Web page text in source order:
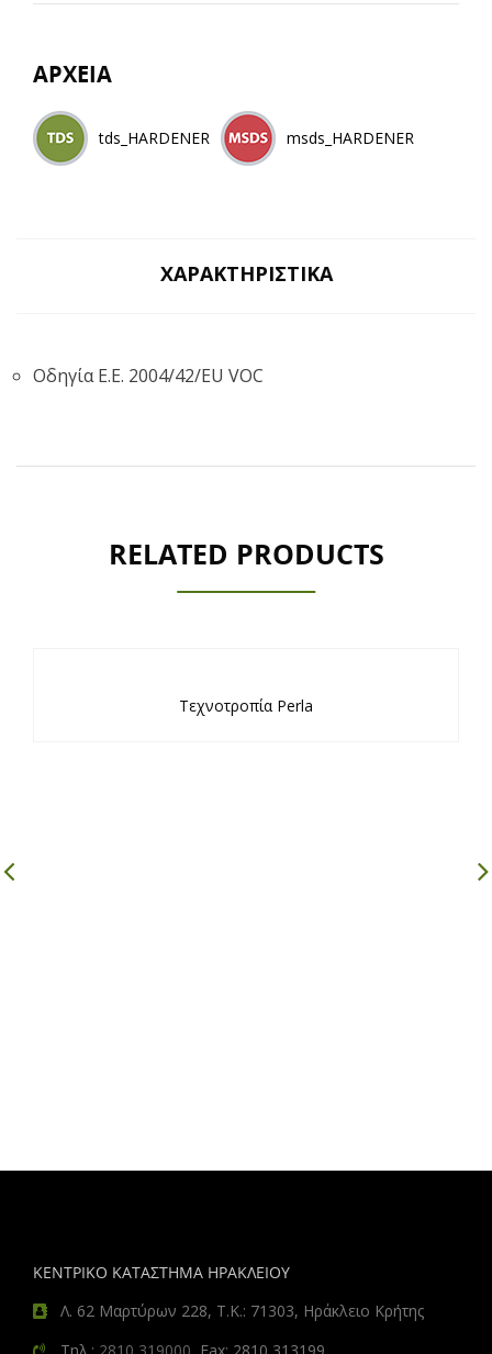
ΑΡΧΕΙΑ
tds_HARDENER msds_HARDENER
ΧΑΡΑΚΤΗΡΙΣΤΙΚΆ
Οδηγία Ε.Ε. 2004/42/EU VOC
RELATED PRODUCTS
Τεχνοτροπία Perla
ΚΕΝΤΡΙΚΟ ΚΑΤΑΣΤΗΜΑ ΗΡΑΚΛΕΙΟΥ
Λ. 62 Μαρτύρων 228, Τ.Κ.: 71303, Ηράκλειο Κρήτης